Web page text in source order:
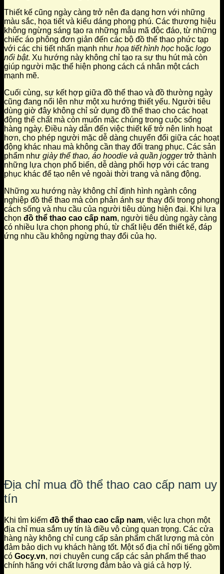
Thiết kế cũng ngày càng trở nên đa dạng hơn với những
màu sắc, họa tiết và kiểu dáng phong phú. Các thương hiệu
không ngừng sáng tạo ra những mẫu mã độc đáo, từ những
chiếc áo phông đơn giản đến các bộ đồ thể thao phức tạp
với các chi tiết nhấn mạnh như họa tiết hình học hoặc logo
nổi bật. Xu hướng này không chỉ tạo ra sự thu hút mà còn
giúp người mặc thể hiện phong cách cá nhân một cách
mạnh mẽ.
Cuối cùng, sự kết hợp giữa đồ thể thao và đồ thường ngày
cũng đang nổi lên như một xu hướng thiết yếu. Người tiêu
dùng giờ đây không chỉ sử dụng đồ thể thao cho các hoạt
động thể chất mà còn muốn mặc chúng trong cuộc sống
hàng ngày. Điều này dẫn đến việc thiết kế trở nên linh hoạt
hơn, cho phép người mặc dễ dàng chuyển đổi giữa các hoạt
động khác nhau mà không cần thay đổi trang phục. Các sản
phẩm như giày thể thao, áo hoodie và quần joggertrở thành
những lựa chọn phổ biến, dễ dàng phối hợp với các trang
phục khác để tạo nên vẻ ngoài thời trang và năng động.
Những xu hướng này không chỉ định hình ngành công
nghiệp đồ thể thao mà còn phản ánh sự thay đổi trong phong
cách sống và nhu cầu của người tiêu dùng hiện đại. Khi lựa
chọn đồ thể thao cao cấp nam, người tiêu dùng ngày càng
có nhiều lựa chọn phong phú, từ chất liệu đến thiết kế, đáp
ứng nhu cầu không ngừng thay đổi của họ.
Địa chỉ mua đồ thể thao cao cấp nam uy
tín
Khi tìm kiếm đồ thể thao cao cấp nam, việc lựa chọn một
địa chỉ mua sắm uy tín là điều vô cùng quan trọng. Các cửa
hàng này không chỉ cung cấp sản phẩm chất lượng mà còn
đảm bảo dịch vụ khách hàng tốt. Một số địa chỉ nổi tiếng gồm
có Gocy.vn, nơi chuyên cung cấp các sản phẩm thể thao
chính hãng với chất lượng đảm bảo và giá cả hợp lý.